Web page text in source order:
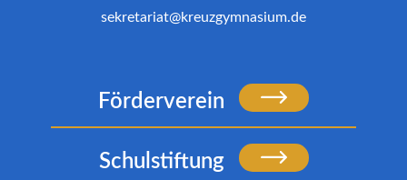
sekretariat@kreuzgymnasium.de
Förderverein
Schulstiftung